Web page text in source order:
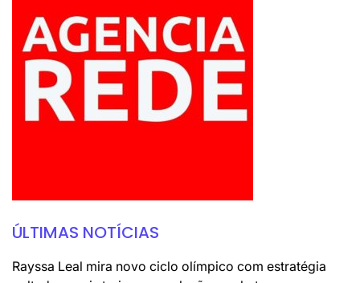
ÚLTIMAS NOTÍCIAS
Rayssa Leal mira novo ciclo olímpico com estratégia